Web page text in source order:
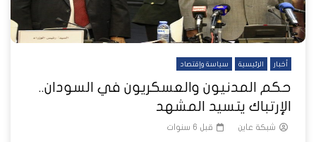
أخبار الرئيسية سياسة وإقتصاد
حكم المدنيون والعسكريون في السودان..
الإرتباك يتسيد المشهد
شبكة عاين قبل 6 سنوات